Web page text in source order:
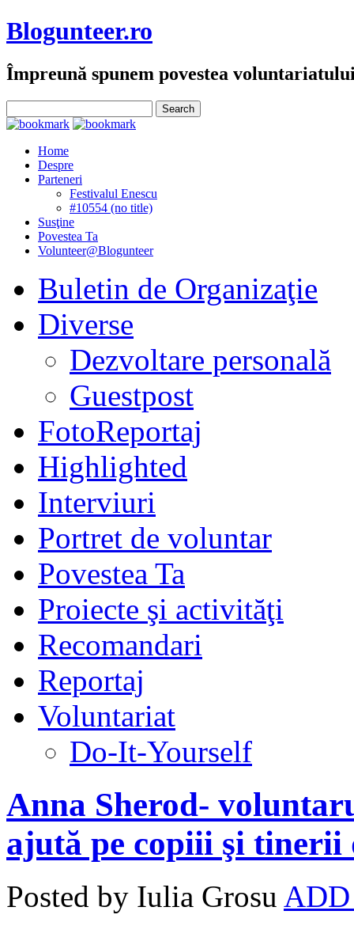
Blogunteer.ro
Împreună spunem povestea
Home
Despre
Parteneri
Festivalul Enescu
#10554 (no title)
Susţine
Povestea Ta
Volunteer@Blogunteer
Buletin de Organizaţie
Diverse
Dezvoltare personală
Guestpost
FotoReportaj
Highlighted
Interviuri
Portret de voluntar
Povestea Ta
Proiecte şi activităţi
Recomandari
Reportaj
Voluntariat
Do-It-Yourself
Anna Sherod-
ajută pe copiii şi tinerii
Posted by Iulia Grosu